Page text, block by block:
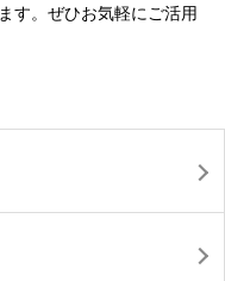
す。ぜひお気軽にご活用